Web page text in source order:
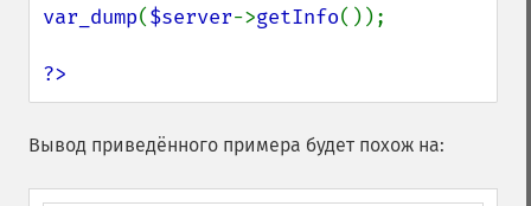
var_dump($server->getInfo());
?>
Вывод приведённого примера будет похож на: